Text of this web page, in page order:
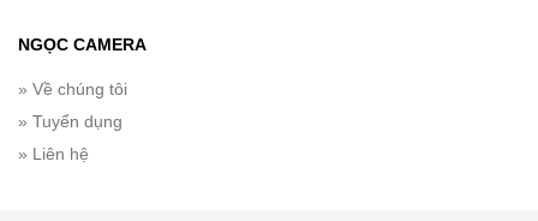
NGỌC CAMERA
» Về chúng tôi
» Tuyển dụng
» Liên hệ